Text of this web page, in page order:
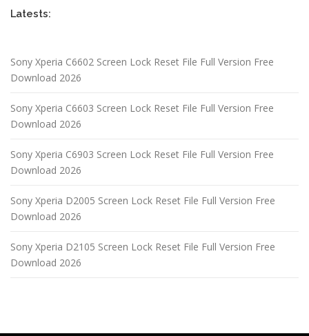
Latests:
Sony Xperia C6602 Screen Lock Reset File Full Version Free
Download 2026
Sony Xperia C6603 Screen Lock Reset File Full Version Free
Download 2026
Sony Xperia C6903 Screen Lock Reset File Full Version Free
Download 2026
Sony Xperia D2005 Screen Lock Reset File Full Version Free
Download 2026
Sony Xperia D2105 Screen Lock Reset File Full Version Free
Download 2026